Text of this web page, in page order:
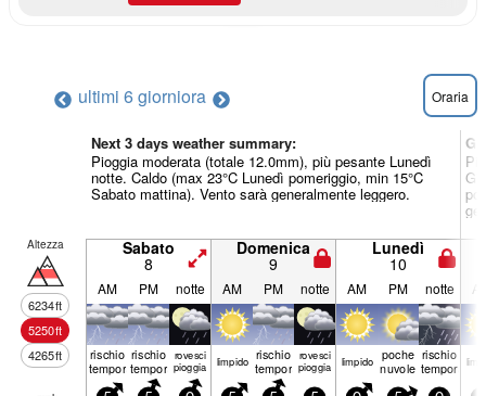
ultimi 6 giorniora Oraria
Next 3 days weather summary:
Pioggia moderata (totale 12.0mm), più pesante Lunedì
notte. Caldo (max 23°C Lunedì pomeriggio, min 15°C
Sabato mattina). Vento sarà generalmente leggero.
Altezza
6234ft
5250ft
4265ft
Sabato
8
Domenica
9
Lunedì
10
AM PM notte AM PM notte AM PM notte
rischio
temporale
rischio
temporale
rovesci
pioggia limp­ido rischio
temporale
rovesci
pioggia limp­ido poche
nuvole
rischio
temporale